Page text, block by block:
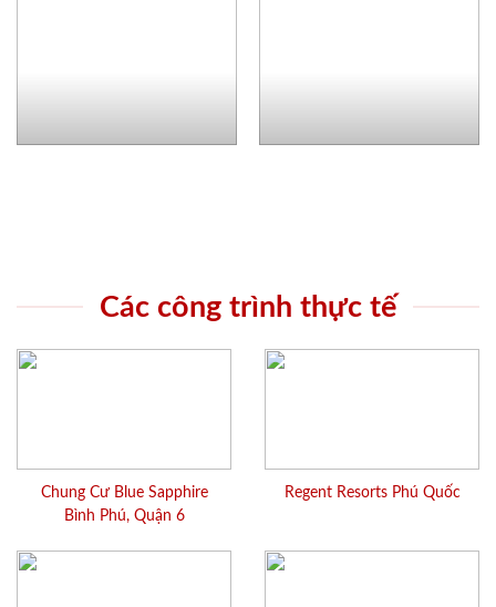
Các công trình thực tế
Chung Cư Blue Sapphire
Bình Phú, Quận 6
Regent Resorts Phú Quốc